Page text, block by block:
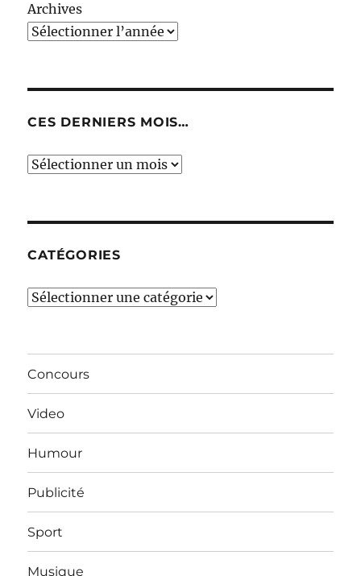
Archives
CES DERNIERS MOIS…
Ces
CATÉGORIES
Catégories
Concours
Video
Humour
Publicité
Sport
Musique